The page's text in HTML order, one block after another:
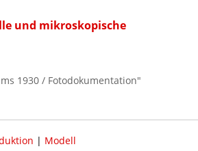
und mikroskopische
1930 / Fotodokumentation"
| Modell